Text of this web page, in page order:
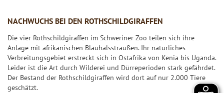
c
s
S
p
ir
F
e
h
l
e
BIN S
p
i
e
l
k
s
-
T
i
z
h
l
e
n
g
G
e
w
i
NACHWUCHS BEI DEN ROTHSCHILDGIRAFFEN
Die vier Rothschildgiraffen im Schweriner Zoo teilen sich ihre
Anlage mit afrikanischen Blauhalsstraußen. Ihr natürliches
Verbreitungsgebiet erstreckt sich in Ostafrika von Kenia bis Uganda.
Leider ist die Art durch Wilderei und Dürreperioden stark gefährdet.
Der Bestand der Rothschildgiraffen wird dort auf nur 2.000 Tiere
geschätzt.